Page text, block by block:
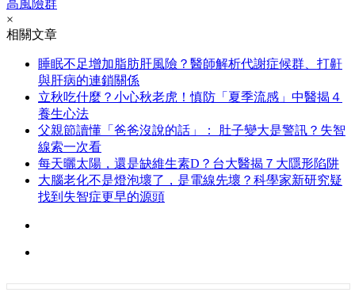
高風險群
×
相關文章
睡眠不足增加脂肪肝風險？醫師解析代謝症候群、打鼾
與肝病的連鎖關係
立秋吃什麼？小心秋老虎！慎防「夏季流感」中醫揭４
養生心法
父親節讀懂「爸爸沒說的話」： 肚子變大是警訊？失智
線索一次看
每天曬太陽，還是缺維生素D？台大醫揭７大隱形陷阱
大腦老化不是燈泡壞了，是電線先壞？科學家新研究疑
找到失智症更早的源頭